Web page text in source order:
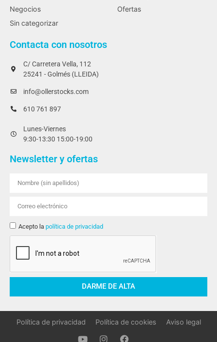
Negocios
Ofertas
Sin categorizar
Contacta con nosotros
C/ Carretera Vella, 112
25241 - Golmés (LLEIDA)
info@ollerstocks.com
610 761 897
Lunes-Viernes
9:30-13:30 15:00-19:00
Newsletter y ofertas
Acepto la política de privacidad
DARME DE ALTA
Política de privacidad Política de cookies Aviso legal